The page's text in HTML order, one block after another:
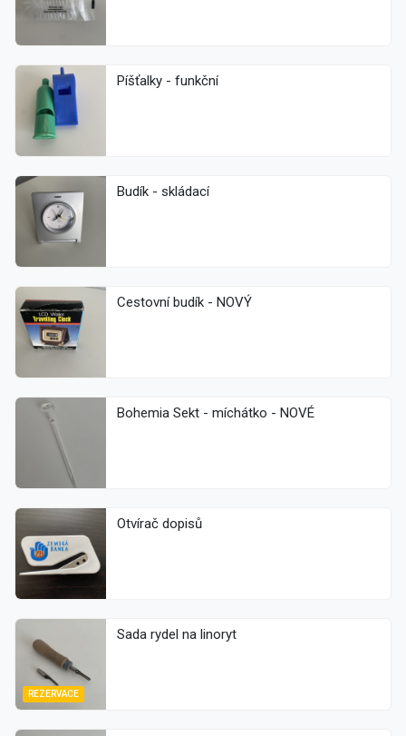
Píšťalky - funkční
Budík - skládací
Cestovní budík - NOVÝ
Bohemia Sekt - míchátko - NOVÉ
Otvírač dopisů
REZERVACE
Sada rydel na linoryt